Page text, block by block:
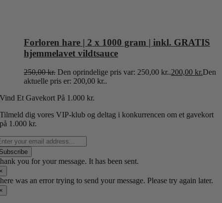
Forloren hare | 2 x 1000 gram | inkl. GRATIS
hjemmelavet vildtsauce
250,00kr. Den oprindelige pris var: 250,00 kr..200,00 kr.Den
aktuelle pris er: 200,00 kr..
Vind Et Gavekort På 1.000 kr.
Tilmeld dig vores VIP-klub og deltag i konkurrencen om et gavekort
på 1.000 kr.
you for your message. It has been sent.
was an error trying to send your message. Please try again later.